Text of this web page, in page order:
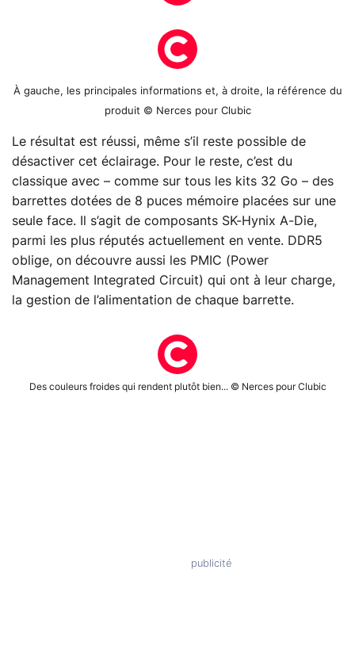
À gauche, les principales informations et, à droite, la référence du
produit © Nerces pour Clubic
Le résultat est réussi, même s’il reste possible de
désactiver cet éclairage. Pour le reste, c’est du
classique avec – comme sur tous les kits 32 Go – des
barrettes dotées de 8 puces mémoire placées sur une
seule face. Il s’agit de composants SK-Hynix A-Die,
parmi les plus réputés actuellement en vente. DDR5
oblige, on découvre aussi les PMIC (Power
Management Integrated Circuit) qui ont à leur charge,
la gestion de l’alimentation de chaque barrette.
Des couleurs froides qui rendent plutôt bien... © Nerces pour Clubic